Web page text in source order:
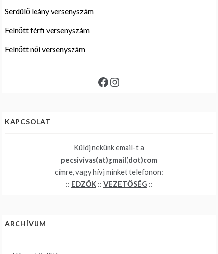
Serdülő leány versenyszám
Felnőtt férfi versenyszám
Felnőtt női versenyszám
Facebook
Instagram
KAPCSOLAT
Küldj nekünk email-t a
pecsivivas(at)gmail(dot)com
címre, vagy hívj minket telefonon:
:: EDZŐK:: VEZETŐSÉG ::
ARCHÍVUM